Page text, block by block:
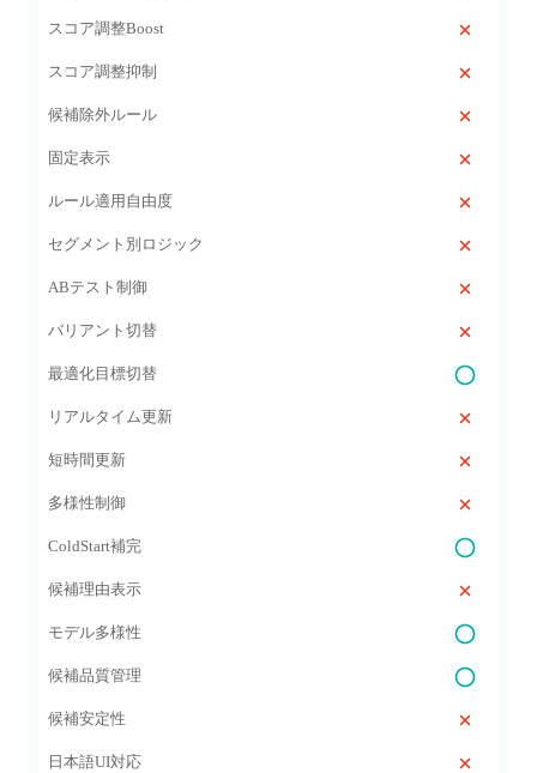
スコア調整Boost
スコア調整抑制
候補除外ルール
固定表示
ルール適用自由度
セグメント別ロジック
ABテスト制御
バリアント切替
最適化目標切替
リアルタイム更新
短時間更新
多様性制御
ColdStart補完
候補理由表示
モデル多様性
候補品質管理
候補安定性
日本語UI対応